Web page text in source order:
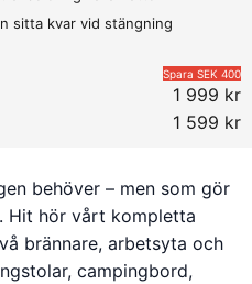
sitta kvar vid stängning
Spara SEK 400
1 999 kr
1 599 kr
behöver – men som gör
Hit hör vårt kompletta
brännare, arbetsyta och
campingbord,